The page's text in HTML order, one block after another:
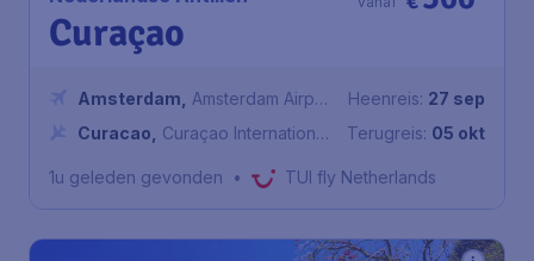
Curaçao
Amsterdam
Amsterdam Airport
Schiphol
Curacao
Curaçao International
Heenreis: 27 sep
Terugreis: 05 okt
1u geleden gevonden • TUI fly Netherlands